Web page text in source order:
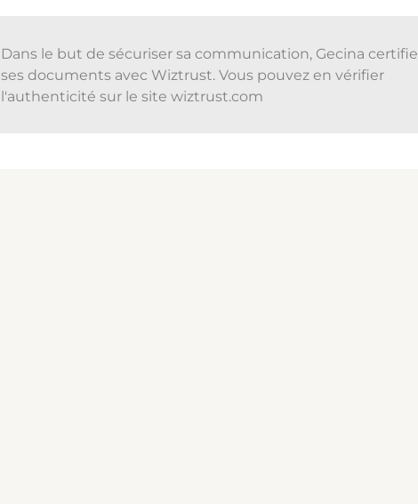
Dans le but de sécuriser sa communication, Gecina certifie
ses documents avec Wiztrust. Vous pouvez en vérifier
l'authenticité sur le site wiztrust.com